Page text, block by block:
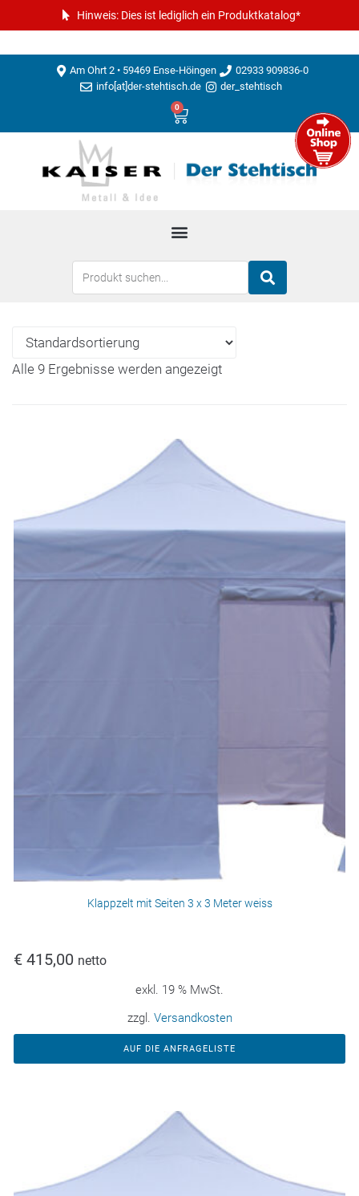
Hinweis: Dies ist lediglich ein Produktkatalog*
Am Ohrt 2 • 59469 Ense-Höingen
02933 909836-0
info[at]der-stehtisch.de
der_stehtisch
0
Alle 9 Ergebnisse werden angezeigt
Klappzelt mit Seiten 3 x 3 Meter weiss
€ 415,00 netto
exkl. 19 % MwSt.
zzgl. Versandkosten
AUF DIE ANFRAGELISTE